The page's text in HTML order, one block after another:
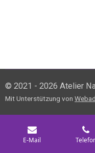
© 2021 - 2026 Atelier
Mit Unterstützung von
E-Mail